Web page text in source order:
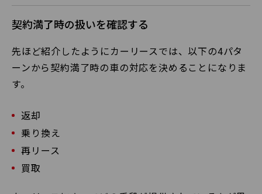
契約満了時の扱いを確認する
先ほど紹介したようにカーリースでは、以下の4パタ
ーンから契約満了時の車の対応を決めることになりま
す。
返却
乗り換え
再リース
買取